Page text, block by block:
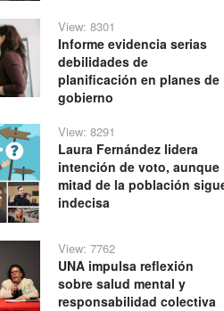
View: 8301
Informe evidencia serias
debilidades de
planificación en planes de
gobierno
View: 8291
Laura Fernández lidera
intención de voto, aunque
mitad de la población
indecisa
View: 7762
UNA impulsa reflexión
sobre salud mental y
responsabilidad colectiva